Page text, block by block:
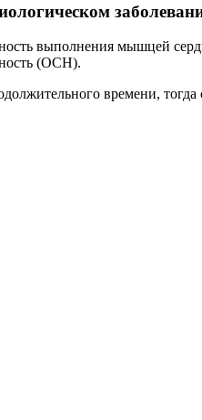
выполнения мышцей
(ОСН).
времени,